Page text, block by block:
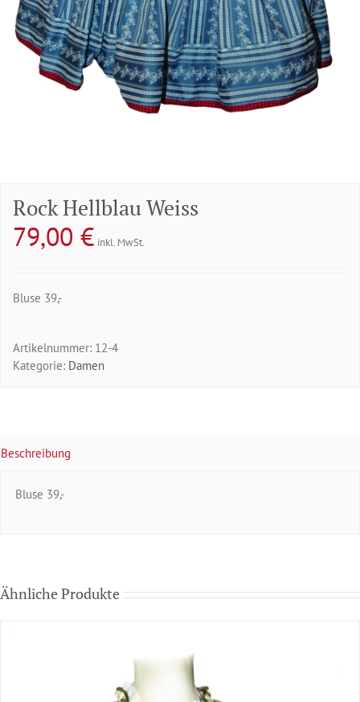
Rock Hellblau Weiss
79,00 € inkl. MwSt.
Bluse 39,-
Artikelnummer: 12-4
Kategorie: Damen
Beschreibung
Bluse 39,-
Ähnliche Produkte